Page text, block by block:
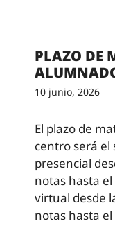
PLAZO DE
10 junio, 2026
El plazo de
centro será el
presencial
notas hasta
virtual desde
notas hasta